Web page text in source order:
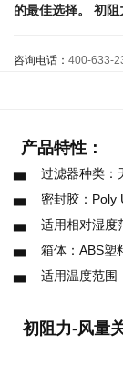
的最佳选择。 初
咨询电话： 400-633-
产品特性：
▅ 过滤器种类：
▅ 密封胶：Poly
▅ 适用相对湿度
▅ 箱体：ABS塑
▅ 适用温度范围
初阻力-风量